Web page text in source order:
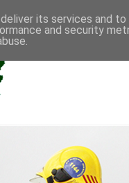
its services and
and security